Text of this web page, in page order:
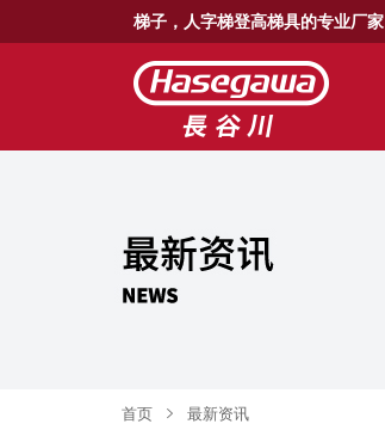
梯子，人字梯登高梯具的专业厂家
首页 最新资讯